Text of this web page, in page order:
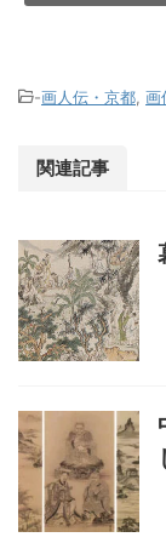
-画人伝・京都, 画
関連記事